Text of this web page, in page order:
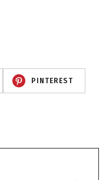
PINTEREST